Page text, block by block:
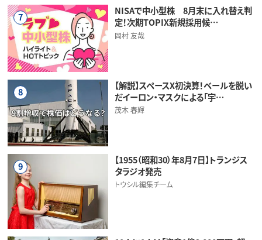
7
NISAで中小型株 8月末に入れ替え判
定！次期TOPIX新規採用候…
岡村 友哉
8
【解説】スペースX初決算！ベールを脱い
だイーロン・マスクによる「宇…
茂木 春輝
9
【1955（昭和30）年8月7日】トランジス
タラジオ発売
トウシル編集チーム